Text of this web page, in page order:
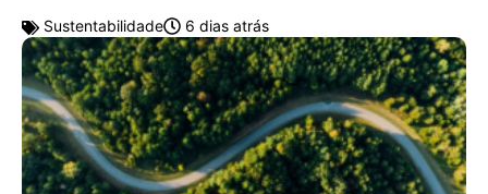
Sustentabilidade 6 dias atrás